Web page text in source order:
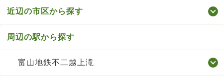
近辺の市区から探す
周辺の駅から探す
富山地鉄不二越上滝